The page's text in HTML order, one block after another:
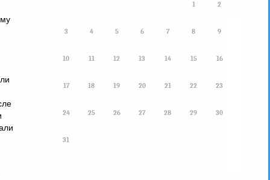
1 2
3 4 5 6 7 8 9
10 11 12 13 14 15 16
17 18 19 20 21 22 23
24 25 26 27 28 29 30
31